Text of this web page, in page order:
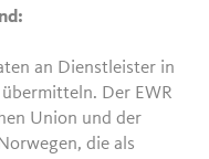
an Dienstleister in
Der EWR
Union und der
die als